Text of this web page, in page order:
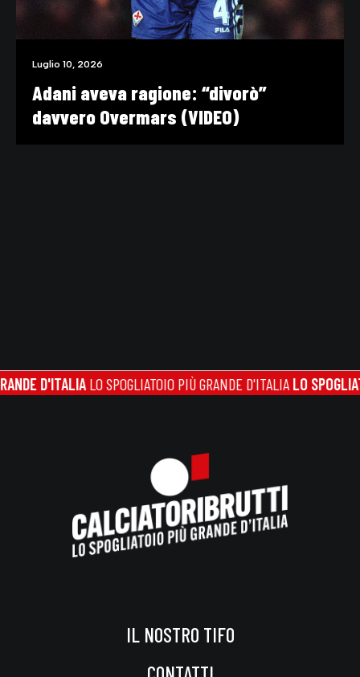
Luglio 10, 2026
Adani aveva ragione: “divorò”
davvero Overmars (VIDEO)
D'ITALIALO SPOGLIATOIO PIÙ GRANDE D'ITALIALO SPOGLIATOIO
IL NOSTRO TIFO